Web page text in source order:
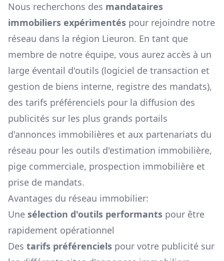
Nous recherchons des mandataires
immobiliers expérimentés pour rejoindre notre
réseau dans la région Lieuron. En tant que
membre de notre équipe, vous aurez accès à un
large éventail d'outils (logiciel de transaction et
gestion de biens interne, registre des mandats),
des tarifs préférenciels pour la diffusion des
publicités sur les plus grands portails
d'annonces immobilières et aux partenariats du
réseau pour les outils d'estimation immobilière,
pige commerciale, prospection immobilière et
prise de mandats.
Avantages du réseau immobilier:
Une sélection d'outils performants pour être
rapidement opérationnel
Des tarifs préférenciels pour votre publicité sur